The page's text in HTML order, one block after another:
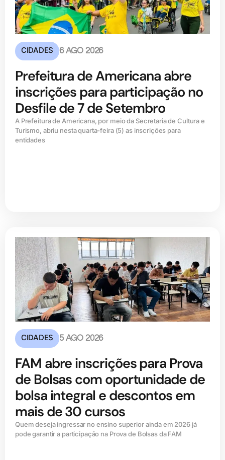
CIDADES 6 AGO 2026
Prefeitura de Americana abre
inscrições para participação no
Desfile de 7 de Setembro
A Prefeitura de Americana, por meio da Secretaria de Cultura e
Turismo, abriu nesta quarta-feira (5) as inscrições para
entidades
CIDADES 5 AGO 2026
FAM abre inscrições para Prova
de Bolsas com oportunidade de
bolsa integral e descontos em
mais de 30 cursos
Quem deseja ingressar no ensino superior ainda em 2026 já
pode garantir a participação na Prova de Bolsas da FAM